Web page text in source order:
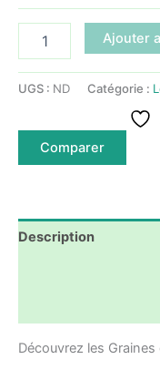
de
petit
Ajouter
UGS : ND Catégorie :
Comparer
Description
Découvrez les